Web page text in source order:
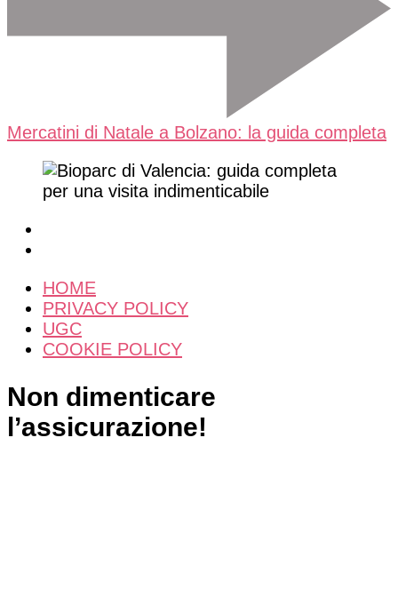
Mercatini di Natale a Bolzano: la guida completa
HOME
PRIVACY POLICY
UGC
COOKIE POLICY
Non dimenticare
l’assicurazione!